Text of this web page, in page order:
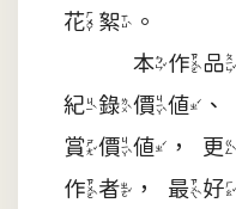
花絮。
本作品
紀錄價值
賞價值，
作者，最